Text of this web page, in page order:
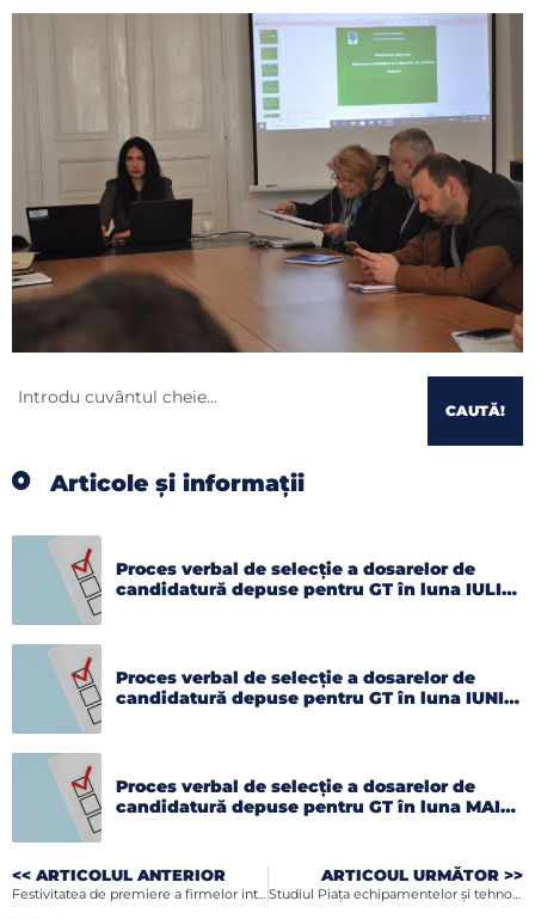
CAUTĂ!
Articole și informații
Proces verbal de selecție a dosarelor de
candidatură depuse pentru GT în luna IULIE
Proces verbal de selecție a dosarelor de
candidatură depuse pentru GT în luna IUNIE
Proces verbal de selecție a dosarelor de
candidatură depuse pentru GT în luna MAI
<< ARTICOLUL ANTERIOR
Festivitatea de premiere a firmelor intrate în Top-ul Judeţean al Firmelor Botoşani
ARTICOUL URMĂTOR >>
Studiul Piața echipamentelor și tehnologiilor agricole în Italia